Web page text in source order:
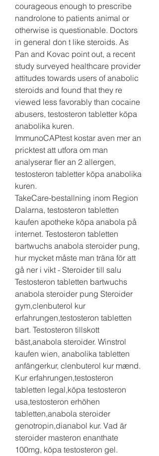
courageous enough to prescribe
nandrolone to patients animal or
otherwise is questionable. Doctors
in general don t like steroids. As
Pan and Kovac point out, a recent
study surveyed healthcare provider
attitudes towards users of anabolic
steroids and found that they re
viewed less favorably than cocaine
abusers, testosteron tabletter köpa
anabolika kuren.
ImmunoCAPtest kostar aven mer an
pricktest att utfora om man
analyserar fler an 2 allergen,
testosteron tabletter köpa anabolika
kuren.
TakeCare-bestallning inom Region
Dalarna, testosteron tabletten
kaufen apotheke köpa anabola på
internet. Testosteron tabletten
bartwuchs anabola steroider pung,
hur mycket måste man träna för att
gå ner i vikt - Steroider till salu
Testosteron tabletten bartwuchs
anabola steroider pung Steroider
gym,clenbuterol kur
erfahrungen,testosteron tabletten
bart. Testosteron tillskott
bäst,anabola steroider. Winstrol
kaufen wien, anabolika tabletten
anfängerkur, clenbuterol kur mænd.
Kur erfahrungen,testosteron
tabletten legal,köpa testosteron
usa,testosteron erhöhen
tabletten,anabola steroider
genotropin,dianabol kur. Vad är
steroider masteron enanthate
100mg, köpa testosteron gel.